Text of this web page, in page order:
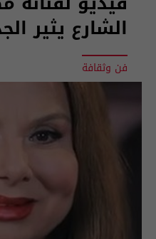
الشارع يثير
فن وثقافة